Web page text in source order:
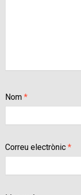
Nom *
Correu electrònic *